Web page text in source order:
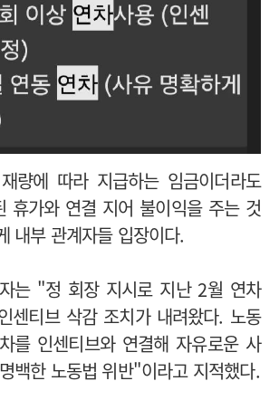
량에 따라 지급하는 임금이더라도
휴가와 연결 지어 불이익을 주는 것
내부 관계자들 입장이다.
는 "정 회장 지시로 지난 2월 연차
센티브 삭감 조치가 내려왔다. 노동
를 인센티브와 연결해 자유로운 사
백한 노동법 위반"이라고 지적했다.